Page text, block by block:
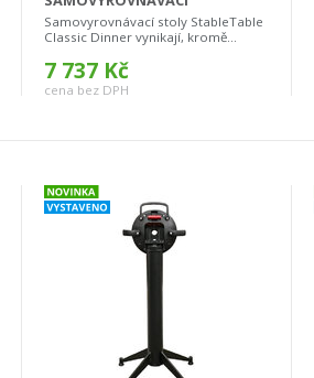
Samovyrovnávací stoly StableTable
Classic Dinner vynikají, kromě...
7 737 Kč
cena bez DPH